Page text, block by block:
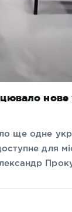
ще одне
для